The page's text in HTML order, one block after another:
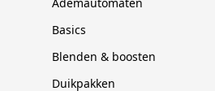
Basics
Blenden & boosten
Duikpakken